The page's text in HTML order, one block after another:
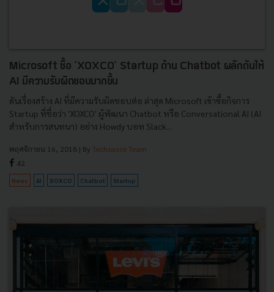
Microsoft ซื้อ 'XOXCO' Startup ด้าน Chatbot ผลักดันให้
AI มีความรับผิดชอบมากขึ้น
ดันเรื่องสร้าง AI ที่มีความรับผิดชอบต่อ ล่าสุด Microsoft เข้าซื้อกิจการ
Startup ที่ชื่อว่า 'XOXCO' ผู้พัฒนา Chatbot หรือ Conversational AI (AI
สำหรับการสนทนา) อย่าง Howdy บอท Slack...
พฤศจิกายน 16, 2018 | By Techsauce Team
42
News AI XOXCO Chatbot Startup